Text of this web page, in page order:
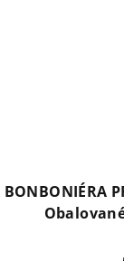
BONBONIÉRA